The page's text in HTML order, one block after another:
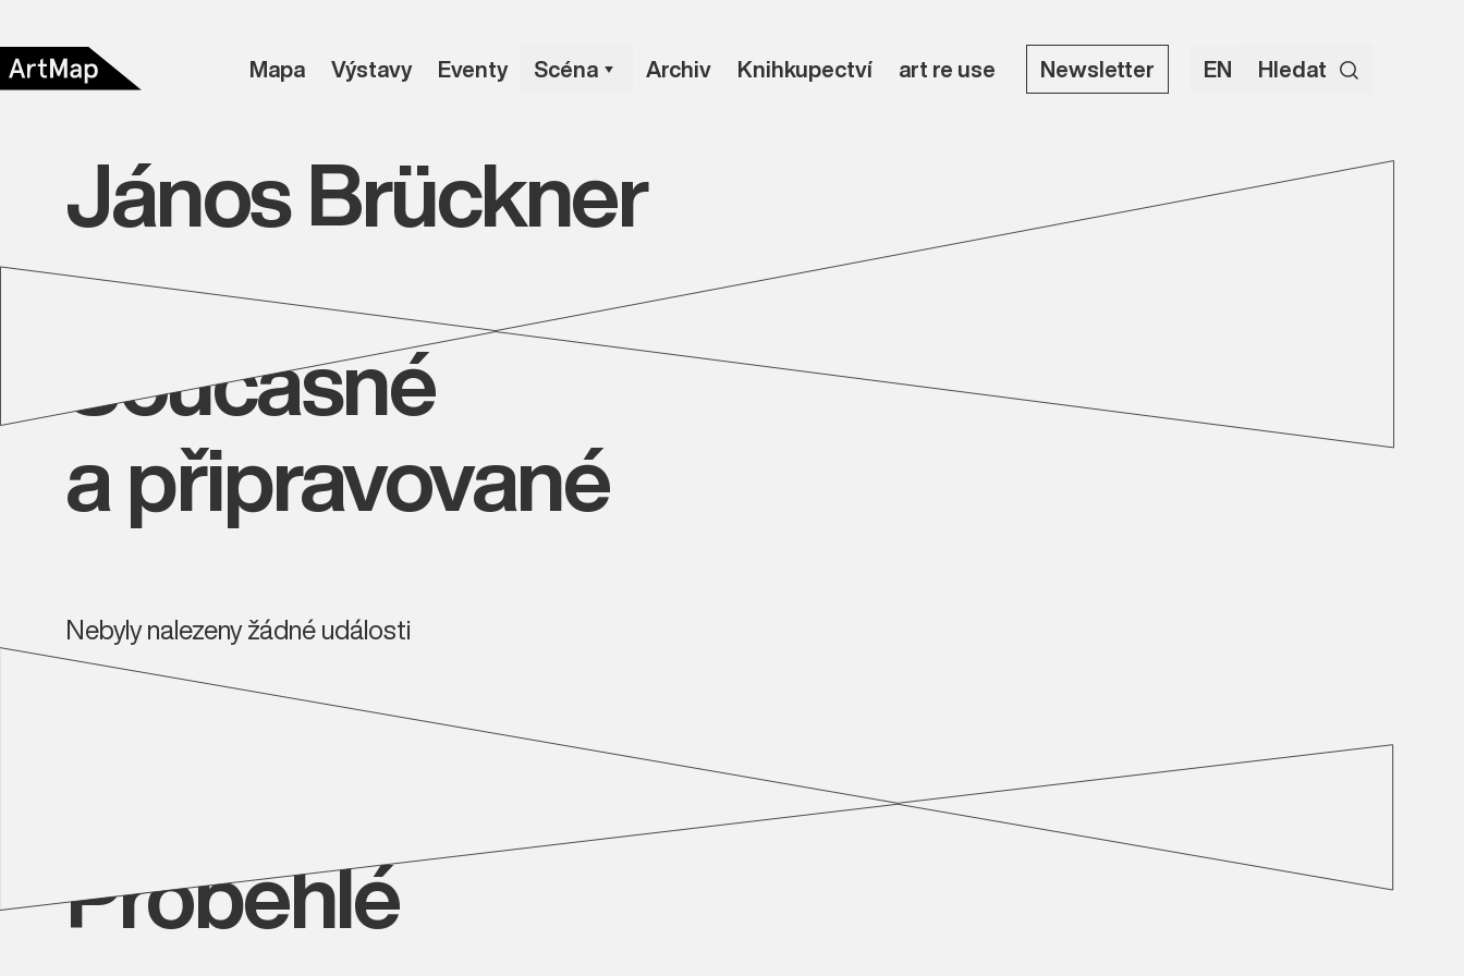
Mapa Výstavy Eventy Scéna Archiv Knihkupectví art re use Newsletter EN Hledat
János Brückner
Současné
a připravované
Nebyly nalezeny žádné události
Proběhlé